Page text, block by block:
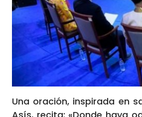
Una oración, inspirada en